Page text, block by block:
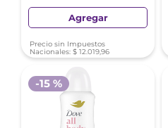
Agregar
Precio sin Impuestos
Nacionales: $ 12.019,96
-15 %